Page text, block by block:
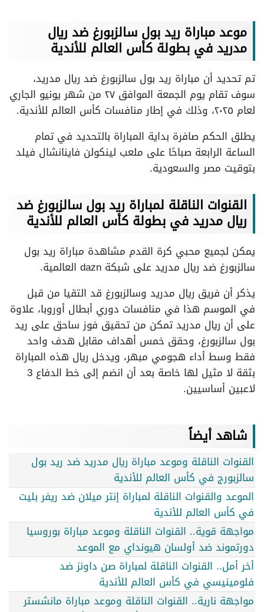
موعد مباراة ريد بول سالزبورغ ضد ريال
مدريد في بطولة كأس العالم للأندية
تم تحديد أن مباراة ريد بول سالزبورغ ضد ريال مدريد،
سوف تقام يوم الجمعة الموافق ٢٧ من شهر يونيو الجاري
لعام ٢٠٢٥، وذلك في إطار منافسات كأس العالم للأندية.
يطلق الحكم صافرة بداية المباراة بالتحديد في تمام
الساعة الرابعة صباحًا على ملعب لينكولن فاينانشال فيلد
بتوقيت مصر والسعودية.
القنوات الناقلة لمباراة ريد بول سالزبورغ ضد
ريال مدريد في بطولة كأس العالم للأندية
يمكن لجميع محبي كرة القدم مشاهدة مباراة ريد بول
سالزبورغ ضد ريال مدريد على شبكة dazn العالمية.
يذكر أن فريق ريال مدريد وسالزبورغ قد التقيا من قبل
في الموسم هذا في منافسات دوري أبطال أوروبا، علاوة
على أن ريال مدريد تمكن من تحقيق فوز ساحق على ريد
بول سالزبورغ، وحقق خمس أهداف مقابل هدف واحد
فقط وسط أداء هجومي مبهر، ويدخل ريال هذه المباراة
بثقة لا مثيل لها خاصة بعد أن انضم إلى خط الدفاع 3
لاعبين أساسيين.
شاهد أيضاً
القنوات الناقلة وموعد مباراة ريال مدريد ضد ريد بول
سالزبورج في كأس العالم للأندية
الموعد والقنوات الناقلة لمباراة إنتر ميلان ضد ريفر بليت
في كأس العالم للأندية
مواجهة قوية.. القنوات الناقلة وموعد مباراة بوروسيا
دورتموند ضد أولسان هيونداي مع الموعد
أخر أمل.. القنوات الناقلة لمباراة صن داونز ضد
فلومينيسي في كأس العالم للأندية
مواجهة نارية.. القنوات الناقلة وموعد مباراة مانشستر